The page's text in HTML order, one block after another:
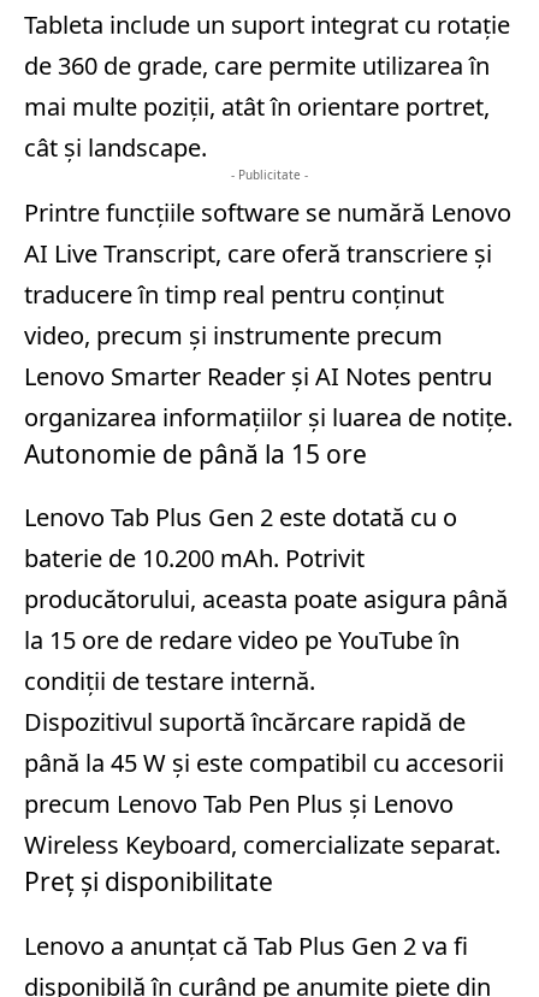
Tableta include un suport integrat cu rotație
de 360 de grade, care permite utilizarea în
mai multe poziții, atât în orientare portret,
cât și landscape.
- Publicitate -
Printre funcțiile software se numără Lenovo
AI Live Transcript, care oferă transcriere și
traducere în timp real pentru conținut
video, precum și instrumente precum
Lenovo Smarter Reader și AI Notes pentru
organizarea informațiilor și luarea de notițe.
Autonomie de până la 15 ore
Lenovo Tab Plus Gen 2 este dotată cu o
baterie de 10.200 mAh. Potrivit
producătorului, aceasta poate asigura până
la 15 ore de redare video pe YouTube în
condiții de testare internă.
Dispozitivul suportă încărcare rapidă de
până la 45 W și este compatibil cu accesorii
precum Lenovo Tab Pen Plus și Lenovo
Wireless Keyboard, comercializate separat.
Preț și disponibilitate
Lenovo a anunțat că Tab Plus Gen 2 va fi
disponibilă în curând pe anumite piețe din